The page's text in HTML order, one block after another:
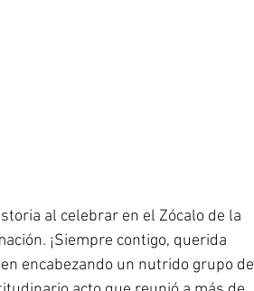
al celebrar en el Zócalo de la
¡Siempre contigo, querida
encabezando un nutrido grupo de